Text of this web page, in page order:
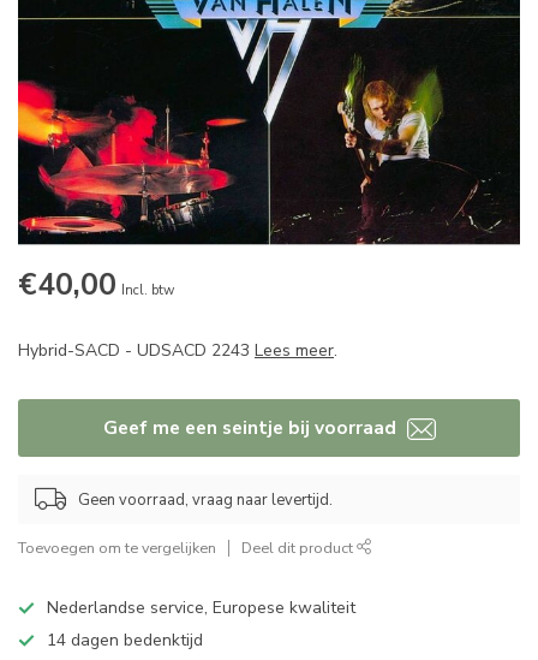
€40,00 Incl. btw
Hybrid-SACD - UDSACD 2243 Lees meer.
Geef me een seintje bij voorraad
Geen voorraad, vraag naar levertijd.
Toevoegen om te vergelijken Deel dit product
Nederlandse service, Europese kwaliteit
14 dagen bedenktijd